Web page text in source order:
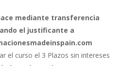
mediante transferencia
el justificante a
el curso el 3 Plazos sin intereses